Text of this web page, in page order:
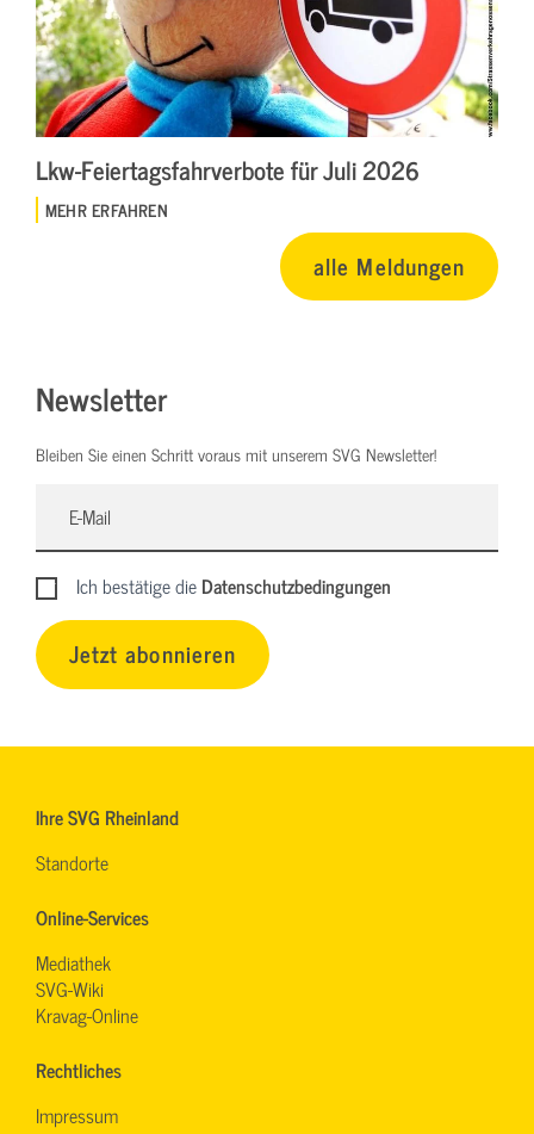
Lkw-Feiertagsfahrverbote für Juli 2026
MEHR ERFAHREN
alle Meldungen
Newsletter
Bleiben Sie einen Schritt voraus mit unserem SVG Newsletter!
Ich bestätige dieDatenschutzbedingungen
Jetzt abonnieren
Ihre SVG Rheinland
Standorte
Online-Services
Mediathek
SVG-Wiki
Kravag-Online
Rechtliches
Impressum